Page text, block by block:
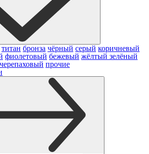
титан бронза чёрный серый коричневый
фиолетовый бежевый жёлтый зелёный
черепаховый прочие